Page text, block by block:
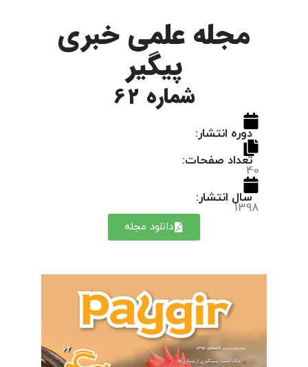
مجله علمی خبری
پیگیر
شماره 62
دوره انتشار:
تعداد صفحات:
40
سال انتشار:
1398
دانلود مجله